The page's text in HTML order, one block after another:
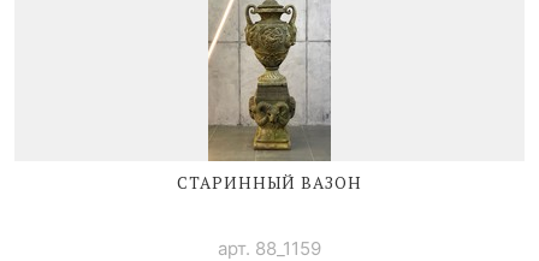
СТАРИННЫЙ ВАЗОН
арт. 88_1159